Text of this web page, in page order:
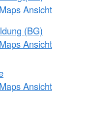
Ansicht
(BG)
Ansicht
Ansicht